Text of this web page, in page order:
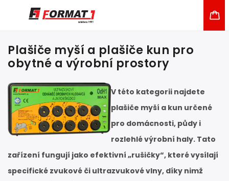
Plašiče myší a plašiče kun pro
obytné a výrobní prostory
V této kategorii najdete
plašiče myší a kun určené
pro domácnosti, půdy i
rozlehlé výrobní haly. Tato
zařízení fungují jako efektivní „rušičky“, které vysílají
specifické zvukové či ultrazvukové vlny, díky nimž